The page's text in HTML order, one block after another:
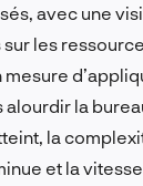
avec une
les
alourdir la
la
et la